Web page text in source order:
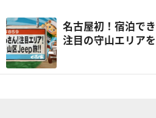
名古屋初！宿泊で
注目の守山エリア